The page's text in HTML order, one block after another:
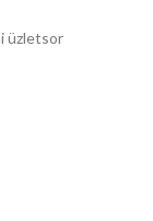
üzletsor